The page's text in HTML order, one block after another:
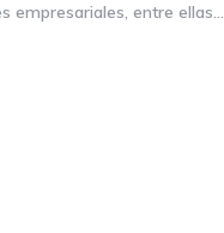
empresariales, entre ellas…